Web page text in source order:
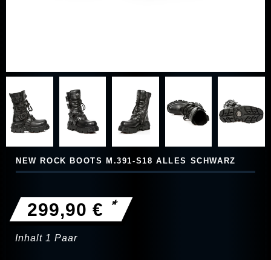
NEW ROCK BOOTS M.391-S18 ALLES SCHWARZ
299,90 € *
Inhalt 1 Paar